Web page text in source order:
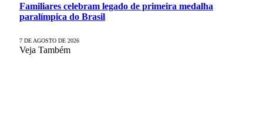
Familiares celebram legado de primeira medalha
paralímpica do Brasil
7 DE AGOSTO DE 2026
Veja Também